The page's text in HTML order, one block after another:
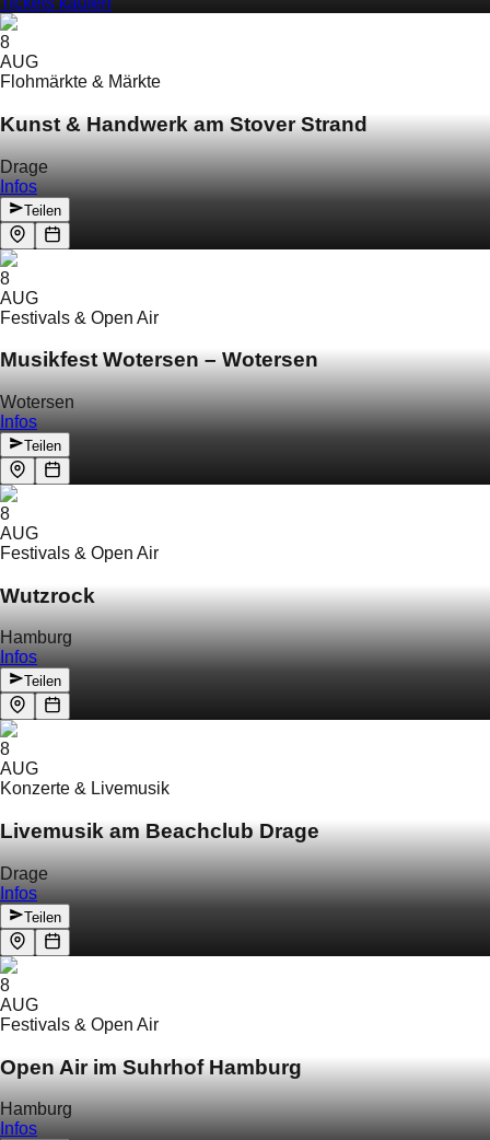
8
AUG
Flohmärkte & Märkte
Kunst & Handwerk am Stover Strand
Drage
Infos
Teilen
8
AUG
Festivals & Open Air
Musikfest Wotersen – Wotersen
Wotersen
Infos
Teilen
8
AUG
Festivals & Open Air
Wutzrock
Hamburg
Infos
Teilen
8
AUG
Konzerte & Livemusik
Livemusik am Beachclub Drage
Drage
Infos
Teilen
8
AUG
Festivals & Open Air
Open Air im Suhrhof Hamburg
Hamburg
Infos